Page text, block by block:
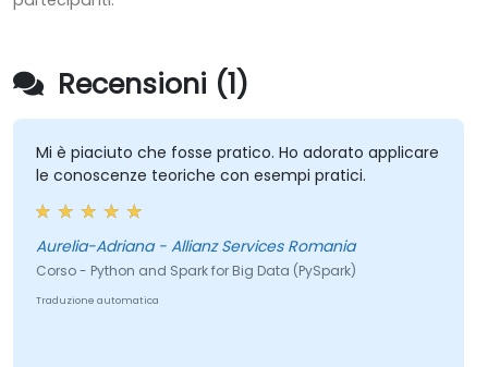
Recensioni (1)
Mi è piaciuto che fosse pratico. Ho adorato applicare
le conoscenze teoriche con esempi pratici.
Aurelia-Adriana - Allianz Services Romania
Corso - Python and Spark for Big Data (PySpark)
Traduzione automatica